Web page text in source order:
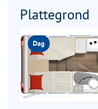
Plattegrond
Dag